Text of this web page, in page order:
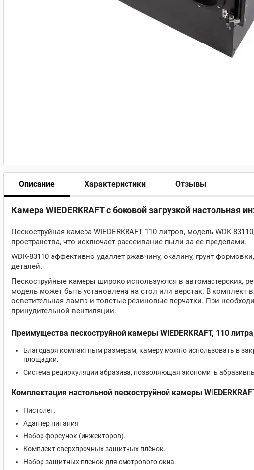
Описание Характеристики Отзывы
Камера WIEDERKRAFT с боковой загрузкой настольная
Пескоструйная камера WIEDERKRAFT 110 литров, модель WDK-
пространства, что исключает рассеивание пыли за ее пределами.
WDK-83110 эффективно удаляет ржавчину, окалину, грунт
деталей.
Пескоструйные камеры широко используются в автомастерских,
модель может быть установлена на стол или верстак. В комплект
осветительная лампа и толстые резиновые перчатки. При
принудительной вентиляции.
Преимущества пескоструйной камеры WIEDERKRAFT, 110
Благодаря компактным размерам, камеру можно использовать в
площадки.
Система рециркуляции абразива, позволяющая экономить
Комплектация настольной пескоструйной камеры
Пистолет.
Адаптер питания
Набор форсунок (инжекторов).
Комплект сверхпрочных защитных плёнок.
Набор защитных пленок для смотрового окна.